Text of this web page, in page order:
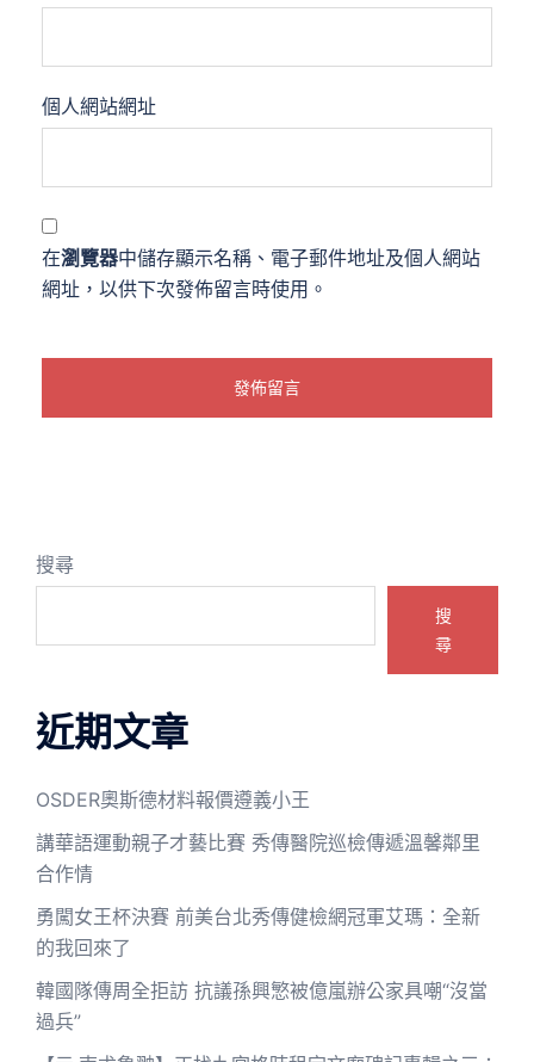
個人網站網址
在瀏覽器中儲存顯示名稱、電子郵件地址及個人網站
網址，以供下次發佈留言時使用。
搜尋
搜
尋
近期文章
OSDER奧斯德材料報價遵義小王
講華語運動親子才藝比賽 秀傳醫院巡檢傳遞溫馨鄰里
合作情
勇闖女王杯決賽 前美台北秀傳健檢網冠軍艾瑪：全新
的我回來了
韓國隊傳周全拒訪 抗議孫興慜被億嵐辦公家具嘲“沒當
過兵”